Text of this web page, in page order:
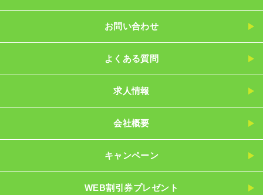
お問い合わせ
よくある質問
求人情報
会社概要
キャンペーン
WEB割引券プレゼント